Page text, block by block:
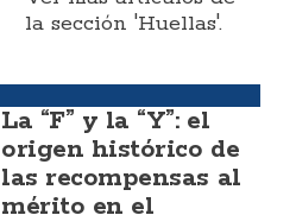
la sección 'Huellas'.
La “F” y la “Y”: el
origen histórico de
las recompensas al
mérito en el